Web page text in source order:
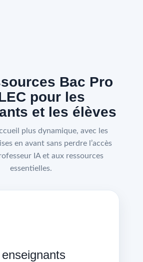
Bac Pro
pour les
et les élèves
plus dynamique, avec les
en avant sans perdre l’accès
IA et aux ressources
essentielles.